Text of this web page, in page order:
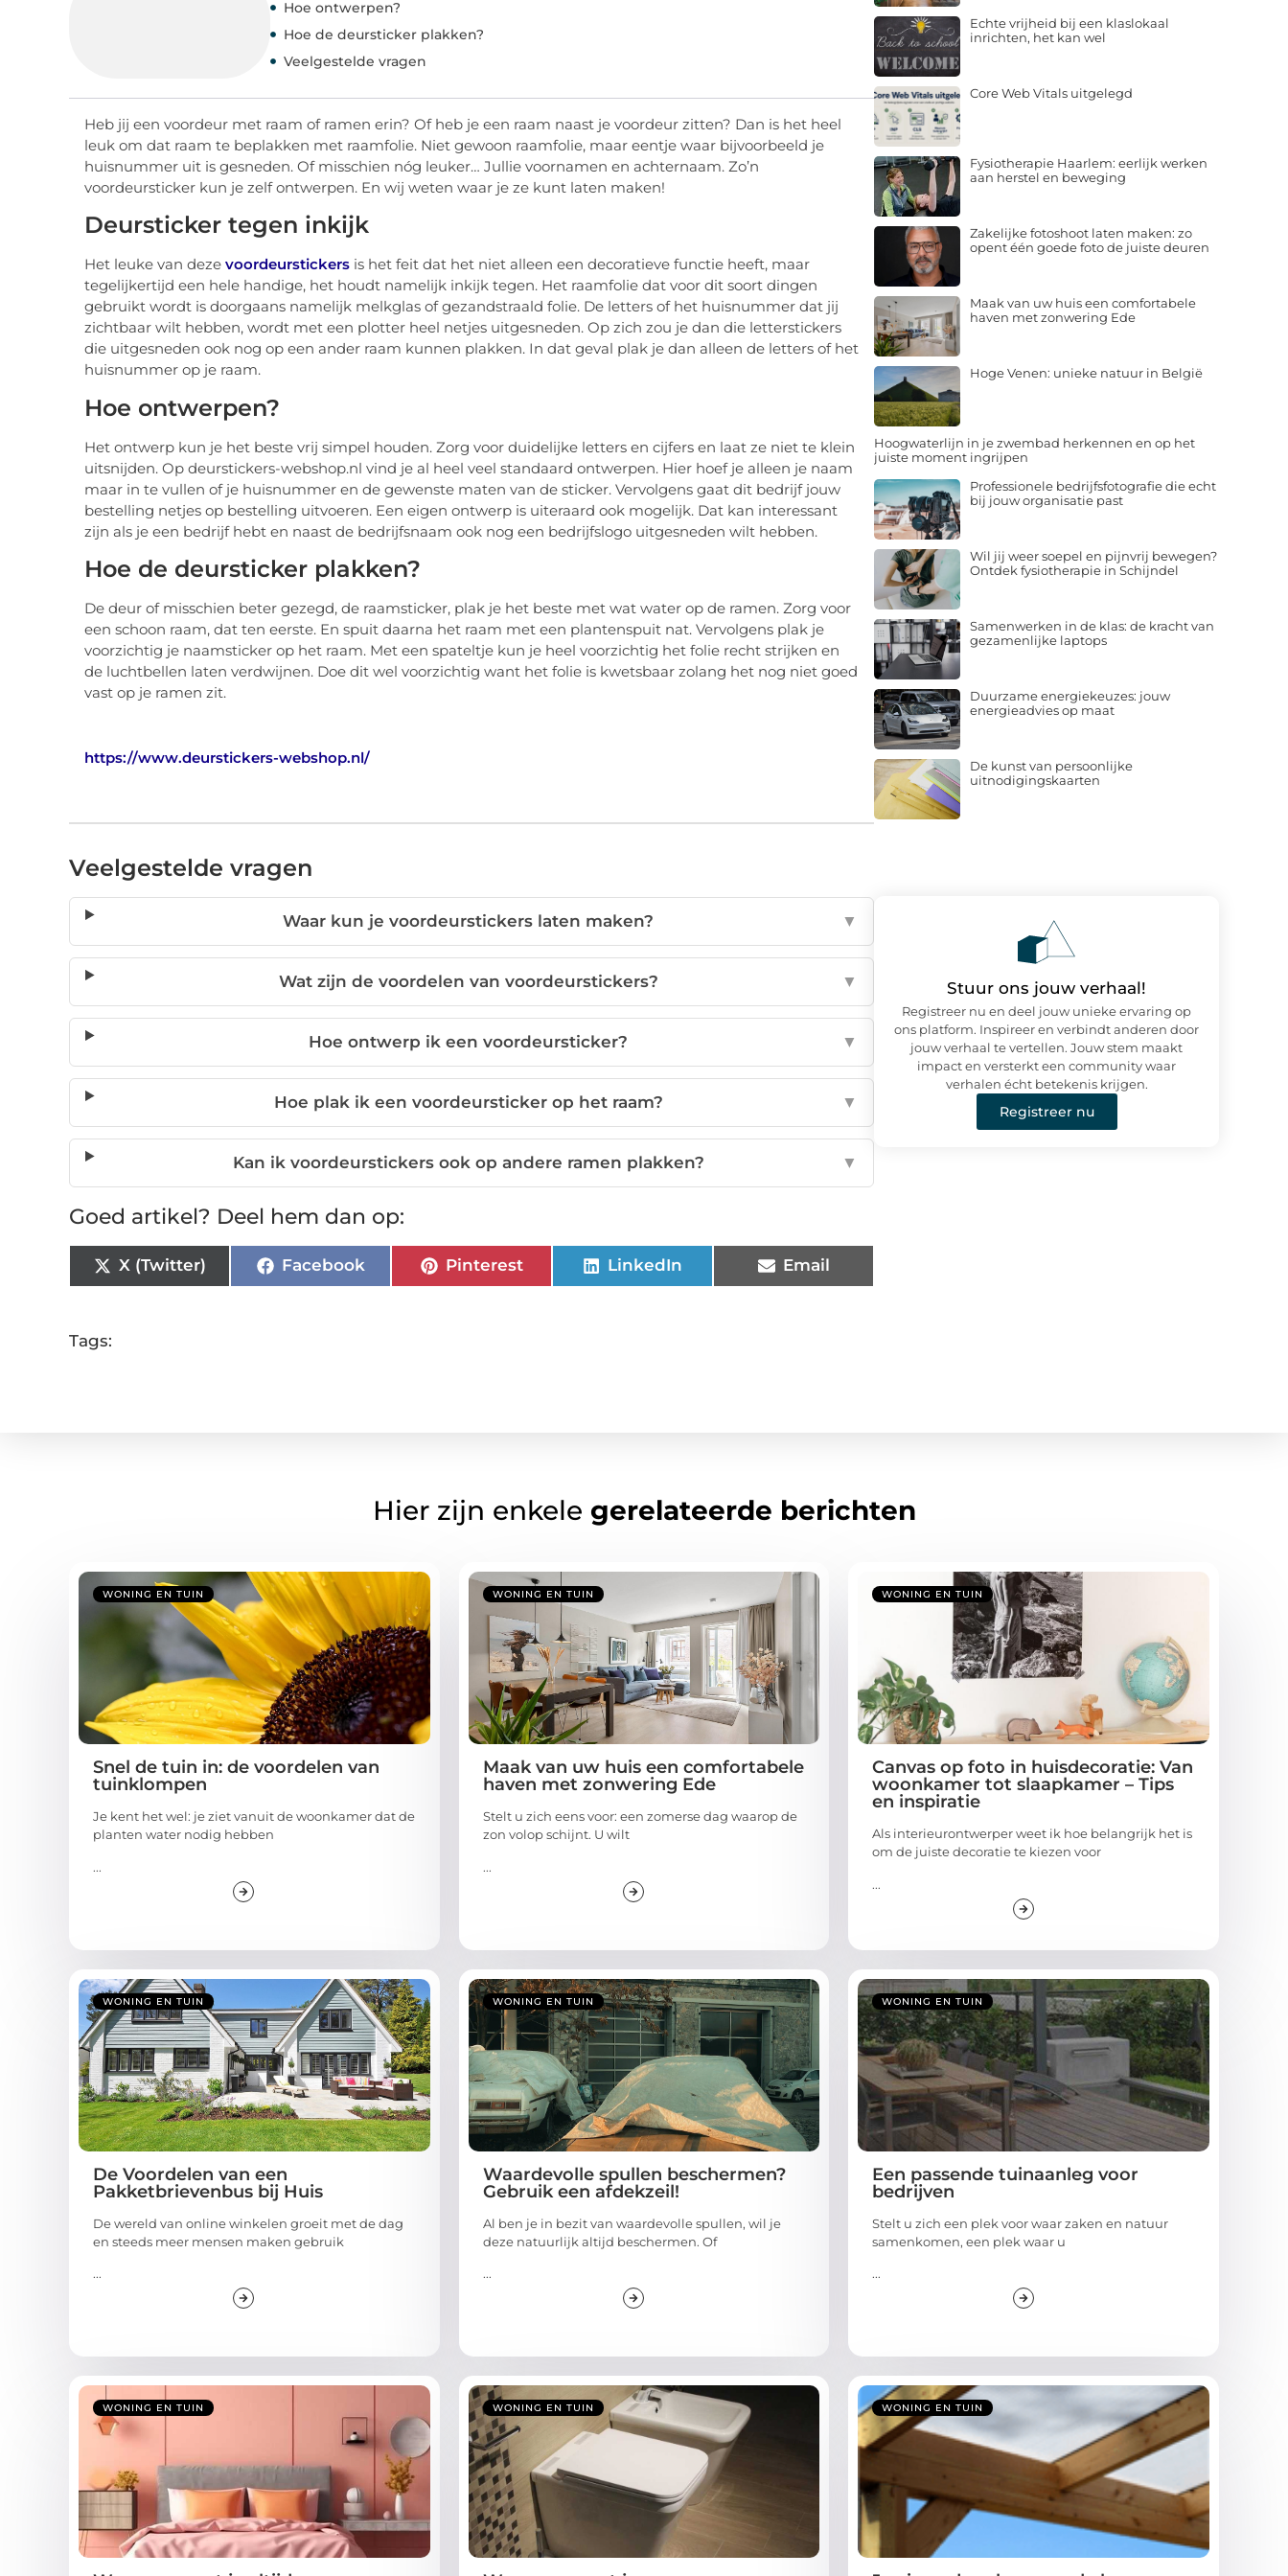
Hoe ontwerpen?
Hoe de deursticker plakken?
Veelgestelde vragen
Heb jij een voordeur met raam of ramen erin? Of heb je een raam naast je voordeur zitten? Dan is het heel
leuk om dat raam te beplakken met raamfolie. Niet gewoon raamfolie, maar eentje waar bijvoorbeeld je
huisnummer uit is gesneden. Of misschien nóg leuker… Jullie voornamen en achternaam. Zo’n
voordeursticker kun je zelf ontwerpen. En wij weten waar je ze kunt laten maken!
Deursticker tegen inkijk
Het leuke van deze voordeurstickers is het feit dat het niet alleen een decoratieve functie heeft, maar
tegelijkertijd een hele handige, het houdt namelijk inkijk tegen. Het raamfolie dat voor dit soort dingen
gebruikt wordt is doorgaans namelijk melkglas of gezandstraald folie. De letters of het huisnummer dat jij
zichtbaar wilt hebben, wordt met een plotter heel netjes uitgesneden. Op zich zou je dan die letterstickers
die uitgesneden ook nog op een ander raam kunnen plakken. In dat geval plak je dan alleen de letters of het
huisnummer op je raam.
Hoe ontwerpen?
Het ontwerp kun je het beste vrij simpel houden. Zorg voor duidelijke letters en cijfers en laat ze niet te klein
uitsnijden. Op deurstickers-webshop.nl vind je al heel veel standaard ontwerpen. Hier hoef je alleen je naam
maar in te vullen of je huisnummer en de gewenste maten van de sticker. Vervolgens gaat dit bedrijf jouw
bestelling netjes op bestelling uitvoeren. Een eigen ontwerp is uiteraard ook mogelijk. Dat kan interessant
zijn als je een bedrijf hebt en naast de bedrijfsnaam ook nog een bedrijfslogo uitgesneden wilt hebben.
Hoe de deursticker plakken?
De deur of misschien beter gezegd, de raamsticker, plak je het beste met wat water op de ramen. Zorg voor
een schoon raam, dat ten eerste. En spuit daarna het raam met een plantenspuit nat. Vervolgens plak je
voorzichtig je naamsticker op het raam. Met een spateltje kun je heel voorzichtig het folie recht strijken en
de luchtbellen laten verdwijnen. Doe dit wel voorzichtig want het folie is kwetsbaar zolang het nog niet goed
vast op je ramen zit.
https://www.deurstickers-webshop.nl/
Veelgestelde vragen
Waar kun je voordeurstickers laten maken? ▼
Wat zijn de voordelen van voordeurstickers? ▼
Hoe ontwerp ik een voordeursticker? ▼
Hoe plak ik een voordeursticker op het raam? ▼
Kan ik voordeurstickers ook op andere ramen plakken? ▼
Goed artikel? Deel hem dan op:
X (Twitter) Facebook Pinterest LinkedIn Email
Tags:
Echte vrijheid bij een klaslokaal
inrichten, het kan wel
Core Web Vitals uitgelegd
Fysiotherapie Haarlem: eerlijk werken
aan herstel en beweging
Zakelijke fotoshoot laten maken: zo
opent één goede foto de juiste deuren
Maak van uw huis een comfortabele
haven met zonwering Ede
Hoge Venen: unieke natuur in België
Hoogwaterlijn in je zwembad herkennen en op het
juiste moment ingrijpen
Professionele bedrijfsfotografie die echt
bij jouw organisatie past
Wil jij weer soepel en pijnvrij bewegen?
Ontdek fysiotherapie in Schijndel
Samenwerken in de klas: de kracht van
gezamenlijke laptops
Duurzame energiekeuzes: jouw
energieadvies op maat
De kunst van persoonlijke
uitnodigingskaarten
Stuur ons jouw verhaal!
Registreer nu en deel jouw unieke ervaring op
ons platform. Inspireer en verbindt anderen door
jouw verhaal te vertellen. Jouw stem maakt
impact en versterkt een community waar
verhalen écht betekenis krijgen.
Registreer nu
Hier zijn enkele gerelateerde berichten
WONING EN TUIN
Snel de tuin in: de voordelen van
tuinklompen
Je kent het wel: je ziet vanuit de woonkamer dat de
planten water nodig hebben
...
WONING EN TUIN
Maak van uw huis een comfortabele
haven met zonwering Ede
Stelt u zich eens voor: een zomerse dag waarop de
zon volop schijnt. U wilt
...
WONING EN TUIN
Canvas op foto in huisdecoratie: Van
woonkamer tot slaapkamer – Tips
en inspiratie
Als interieurontwerper weet ik hoe belangrijk het is
om de juiste decoratie te kiezen voor
...
WONING EN TUIN
De Voordelen van een
Pakketbrievenbus bij Huis
De wereld van online winkelen groeit met de dag
en steeds meer mensen maken gebruik
...
WONING EN TUIN
Waardevolle spullen beschermen?
Gebruik een afdekzeil!
Al ben je in bezit van waardevolle spullen, wil je
deze natuurlijk altijd beschermen. Of
...
WONING EN TUIN
Een passende tuinaanleg voor
bedrijven
Stelt u zich een plek voor waar zaken en natuur
samenkomen, een plek waar u
...
WONING EN TUIN WONING EN TUIN WONING EN TUIN